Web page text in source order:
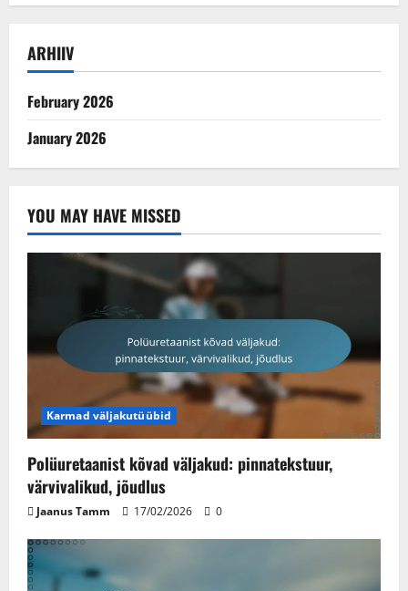
ARHIIV
February 2026
January 2026
YOU MAY HAVE MISSED
Karmad väljakutüübid
Polüuretaanist kõvad väljakud: pinnatekstuur,
värvivalikud, jõudlus
Jaanus Tamm 17/02/2026 0